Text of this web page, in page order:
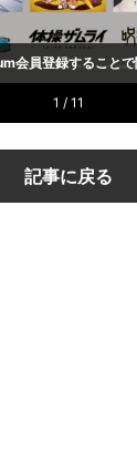
会員登録することで
1 / 11
記事に戻る